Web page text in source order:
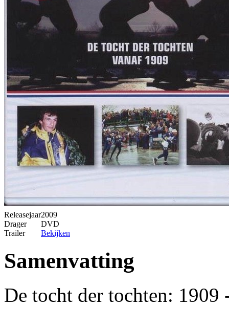
Releasejaar2009
Drager
DVD
Trailer
Bekijken
Samenvatting
De tocht der tochten: 1909